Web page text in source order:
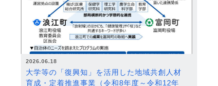
2026.06.18
大学等の「復興知」を活用した地域共創人材
育成・定着推進事業（令和8年度～令和12年